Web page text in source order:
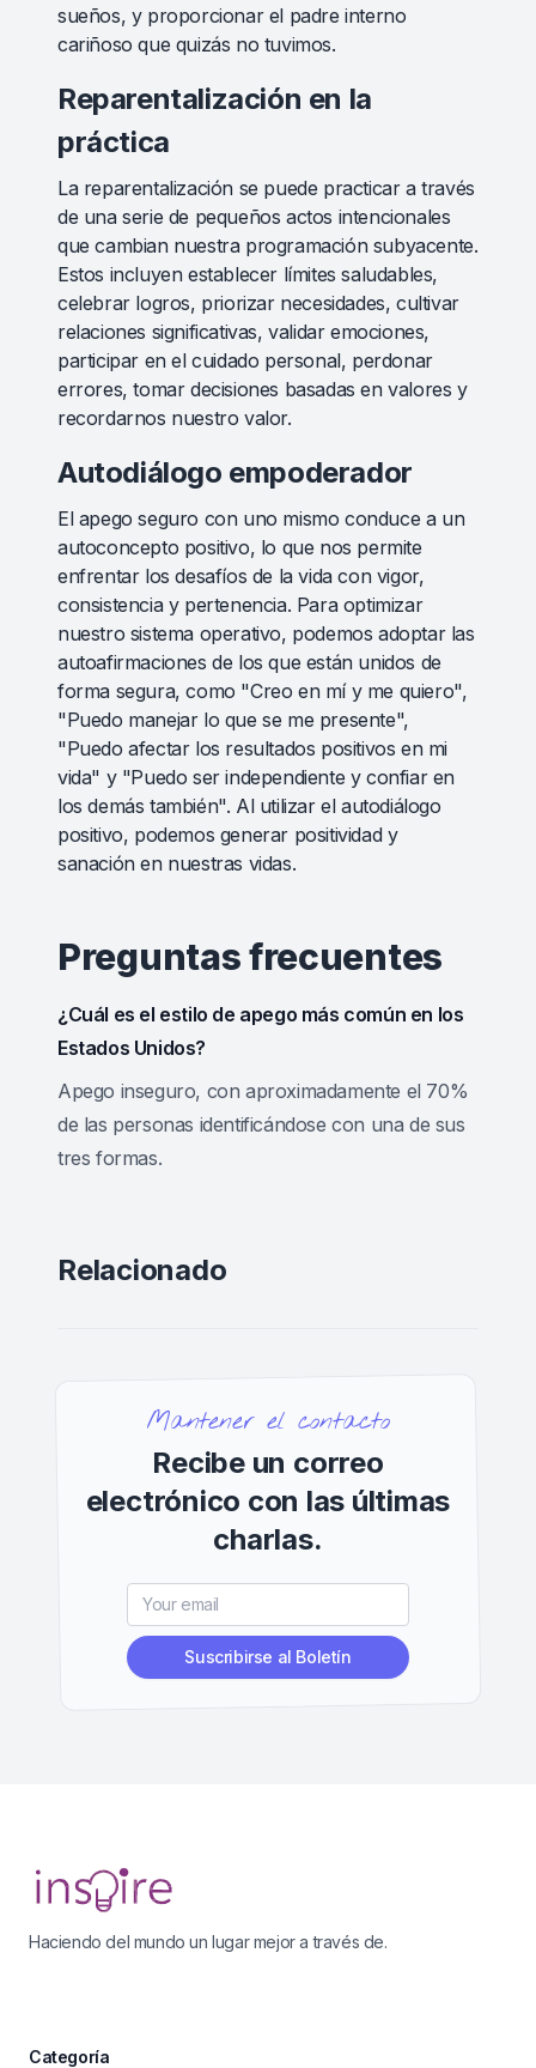
sueños, y proporcionar el padre interno
cariñoso que quizás no tuvimos.
Reparentalización en la
práctica
La reparentalización se puede practicar a través
de una serie de pequeños actos intencionales
que cambian nuestra programación subyacente.
Estos incluyen establecer límites saludables,
celebrar logros, priorizar necesidades, cultivar
relaciones significativas, validar emociones,
participar en el cuidado personal, perdonar
errores, tomar decisiones basadas en valores y
recordarnos nuestro valor.
Autodiálogo empoderador
El apego seguro con uno mismo conduce a un
autoconcepto positivo, lo que nos permite
enfrentar los desafíos de la vida con vigor,
consistencia y pertenencia. Para optimizar
nuestro sistema operativo, podemos adoptar las
autoafirmaciones de los que están unidos de
forma segura, como "Creo en mí y me quiero",
"Puedo manejar lo que se me presente",
"Puedo afectar los resultados positivos en mi
vida" y "Puedo ser independiente y confiar en
los demás también". Al utilizar el autodiálogo
positivo, podemos generar positividad y
sanación en nuestras vidas.
Preguntas frecuentes
¿Cuál es el estilo de apego más común en los
Estados Unidos?
Apego inseguro, con aproximadamente el 70%
de las personas identificándose con una de sus
tres formas.
Relacionado
Mantener el contacto
Recibe un correo
electrónico con las últimas
charlas.
Suscribirse al Boletín
Haciendo del mundo un lugar mejor a través de.
Categoría